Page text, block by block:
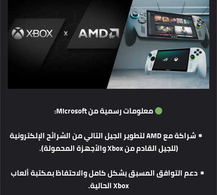
معلوماترسميةمنMicrosoft:
شراكةمع لتطويرالجيلالتاليمنالشرائحالإلكترونية
(للجيلالقادممنXbox والأجهزةالمحمولة).
دعمالتوافقالمسبقبشكلكاملوالاحتفاظبمكتبةألعاب
Xboxالحالية.